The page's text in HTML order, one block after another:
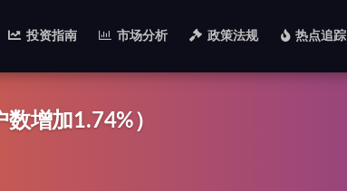
投资指南 市场分析 政策法规 热点追踪
增加1.74%）